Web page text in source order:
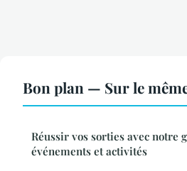
Bon plan — Sur le
Réussir vos sorties avec notre
événements et activités